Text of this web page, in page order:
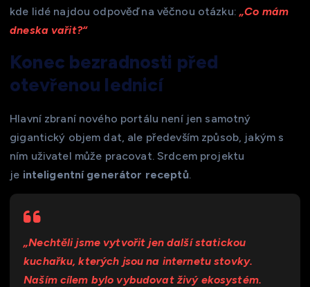
kde lidé najdou odpověď na věčnou otázku: „Co mám
dneska vařit?“
Konec bezradnosti před
otevřenou lednicí
Hlavní zbraní nového portálu není jen samotný
gigantický objem dat, ale především způsob, jakým s
ním uživatel může pracovat. Srdcem projektu
je inteligentní generátor receptů.
„Nechtěli jsme vytvořit jen další statickou
kuchařku, kterých jsou na internetu stovky.
Naším cílem bylo vybudovat živý ekosystém.